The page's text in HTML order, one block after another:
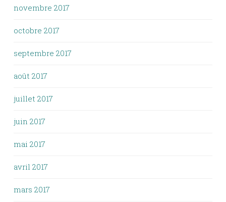
novembre 2017
octobre 2017
septembre 2017
août 2017
juillet 2017
juin 2017
mai 2017
avril 2017
mars 2017